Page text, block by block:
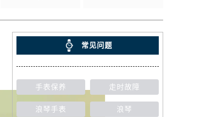
常见问题
手表保养 走时故障
浪琴手表 浪琴